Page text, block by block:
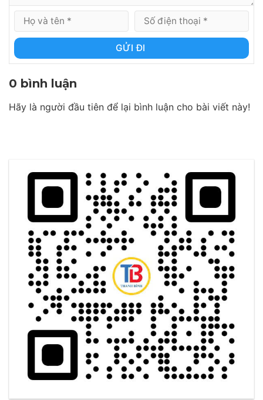
GỬI ĐI
0 bình luận
Hãy là người đầu tiên để lại bình luận cho bài viết này!